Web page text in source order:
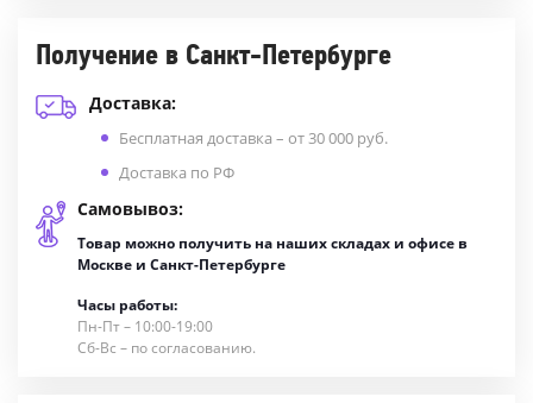
Получение в Санкт-Петербурге
Доставка:
Бесплатная доставка – от 30 000 руб.
Доставка по РФ
Самовывоз:
Товар можно получить на наших складах и офисе в
Москве и Санкт-Петербурге
Часы работы:
Пн-Пт – 10:00-19:00
Сб-Вс – по согласованию.